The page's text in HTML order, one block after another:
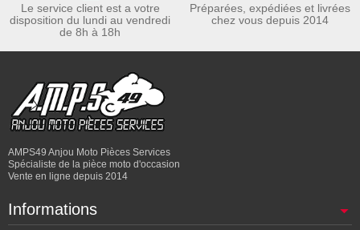
Le service client est a votre
disposition du lundi au vendredi
de 8h à 18h
Préparées, expédiées et livrées
chez vous depuis 2014
AMPS49 Anjou Moto Pièces Services
Spécialiste de la pièce moto d'occasion
Vente en ligne depuis 2014
Informations